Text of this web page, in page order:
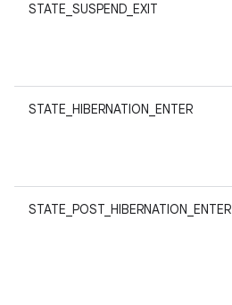
STATE_SUSPEND_EXIT
STATE_HIBERNATION_ENTER
STATE_POST_HIBERNATION_ENTER